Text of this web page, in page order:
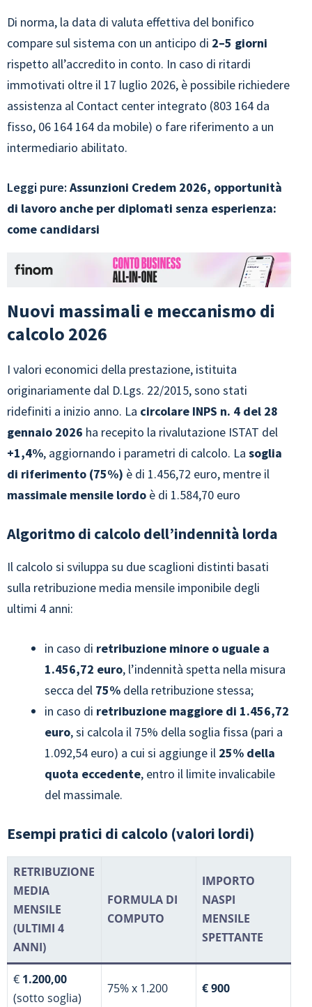
Di norma, la data di valuta effettiva del bonifico
compare sul sistema con un anticipo di 2–5 giorni
rispetto all’accredito in conto. In caso di ritardi
immotivati oltre il 17 luglio 2026, è possibile richiedere
assistenza al Contact center integrato (803 164 da
fisso, 06 164 164 da mobile) o fare riferimento a un
intermediario abilitato.
Leggi pure: Assunzioni Credem 2026, opportunità
di lavoro anche per diplomati senza esperienza:
come candidarsi
Nuovi massimali e meccanismo di
calcolo 2026
I valori economici della prestazione, istituita
originariamente dal D.Lgs. 22/2015, sono stati
ridefiniti a inizio anno. La circolare INPS n. 4 del 28
gennaio 2026 ha recepito la rivalutazione ISTAT del
+1,4%, aggiornando i parametri di calcolo. La soglia
di riferimento (75%) è di 1.456,72 euro, mentre il
massimale mensile lordo è di 1.584,70 euro
Algoritmo di calcolo dell’indennità lorda
Il calcolo si sviluppa su due scaglioni distinti basati
sulla retribuzione media mensile imponibile degli
ultimi 4 anni:
in caso di retribuzione minore o uguale a
1.456,72 euro, l’indennità spetta nella misura
secca del 75% della retribuzione stessa;
in caso di retribuzione maggiore di 1.456,72
euro, si calcola il 75% della soglia fissa (pari a
1.092,54 euro) a cui si aggiunge il 25% della
quota eccedente, entro il limite invalicabile
del massimale.
Esempi pratici di calcolo (valori lordi)
RETRIBUZIONE
MEDIA
MENSILE
(ULTIMI 4
ANNI)
FORMULA DI
COMPUTO
IMPORTO
NASPI
MENSILE
SPETTANTE
€ 1.200,00
(sotto soglia)
75% x 1.200 € 900